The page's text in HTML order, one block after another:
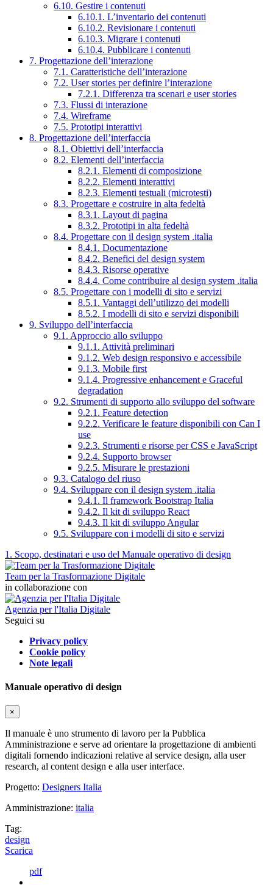
6.10. Gestire i contenuti
6.10.1. L’inventario dei contenuti
6.10.2. Revisionare i contenuti
6.10.3. Migrare i contenuti
6.10.4. Pubblicare i contenuti
7. Progettazione dell’interazione
7.1. Caratteristiche dell’interazione
7.2. User stories per definire l’interazione
7.2.1. Differenza tra scenari e user stories
7.3. Flussi di interazione
7.4. Wireframe
7.5. Prototipi interattivi
8. Progettazione dell’interfaccia
8.1. Obiettivi dell’interfaccia
8.2. Elementi dell’interfaccia
8.2.1. Elementi di composizione
8.2.2. Elementi interattivi
8.2.3. Elementi testuali (microtesti)
8.3. Progettare e costruire in alta fedeltà
8.3.1. Layout di pagina
8.3.2. Prototipi in alta fedeltà
8.4. Progettare con il design system .italia
8.4.1. Documentazione
8.4.2. Benefici del design system
8.4.3. Risorse operative
8.4.4. Come contribuire al design system .italia
8.5. Progettare con i modelli di sito e servizi
8.5.1. Vantaggi dell’utilizzo dei modelli
8.5.2. I modelli di sito e servizi disponibili
9. Sviluppo dell’interfaccia
9.1. Approccio allo sviluppo
9.1.1. Attività preliminari
9.1.2. Web design responsivo e accessibile
9.1.3. Mobile first
9.1.4. Progressive enhancement e Graceful
degradation
9.2. Strumenti di supporto allo sviluppo del software
9.2.1. Feature detection
9.2.2. Verificare le feature disponibili con Can I
use
9.2.3. Strumenti e risorse per CSS e JavaScript
9.2.4. Supporto browser
9.2.5. Misurare le prestazioni
9.3. Catalogo del riuso
9.4. Sviluppare con il design system .italia
9.4.1. Il framework Bootstrap Italia
9.4.2. Il kit di sviluppo React
9.4.3. Il kit di sviluppo Angular
9.5. Sviluppare con i modelli di sito e servizi
1. Scopo, destinatari e uso del Manuale operativo di design
Team per la Trasformazione Digitale
in collaborazione con
Agenzia per l'Italia Digitale
Seguici su
Privacy policy
Cookie policy
Note legali
Manuale operativo di design
×
Il manuale è uno strumento di lavoro per la Pubblica
Amministrazione e serve ad orientare la progettazione di ambienti
digitali fornendo indicazioni relative al service design, alla user
research, al content design e alla user interface.
Progetto: Designers Italia
Amministrazione: italia
Tag:
design
Scarica
pdf